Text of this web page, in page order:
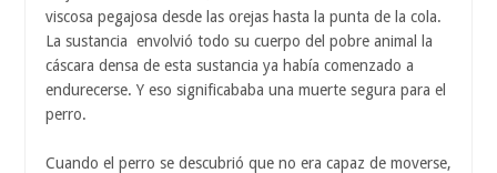
viscosa pegajosa desde las orejas hasta la punta de la cola.
La sustancia envolvió todo su cuerpo del pobre animal la
cáscara densa de esta sustancia ya había comenzado a
endurecerse. Y eso significababa una muerte segura para el
perro.
Cuando el perro se descubrió que no era capaz de moverse,